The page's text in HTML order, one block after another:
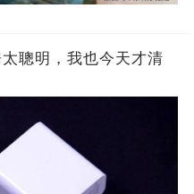
聰明，我也今天才清